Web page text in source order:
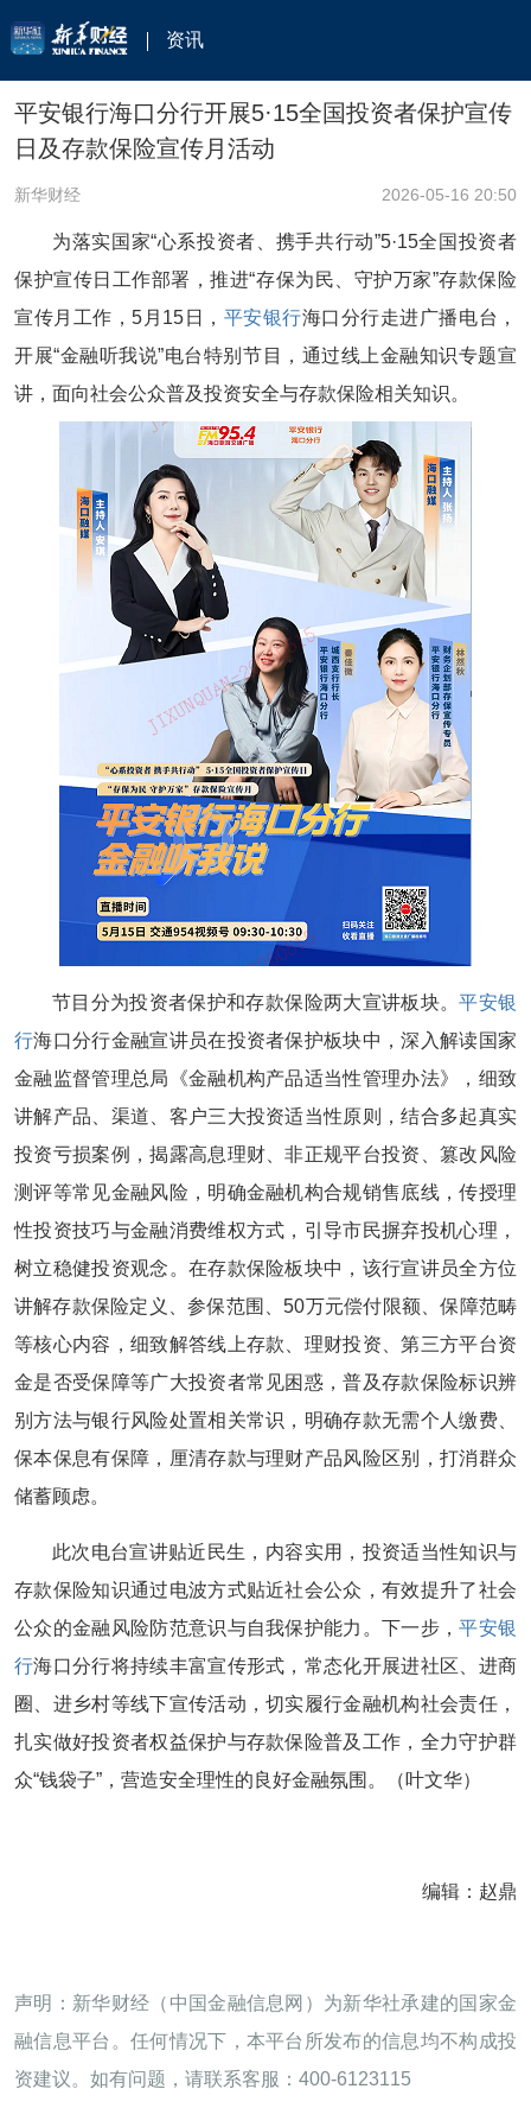
资讯
平安银行海口分行开展5·15全国投资者保护宣传
日及存款保险宣传月活动
新华财经 2026-05-16 20:50
为落实国家“心系投资者、携手共行动”5·15全国投资者
保护宣传日工作部署，推进“存保为民、守护万家”存款保险
宣传月工作，5月15日， 平安银行海口分行走进广播电台，
开展“金融听我说”电台特别节目，通过线上金融知识专题宣
讲，面向社会公众普及投资安全与存款保险相关知识。
节目分为投资者保护和存款保险两大宣讲板块。平安银
行海口分行金融宣讲员在投资者保护板块中，深入解读国家
金融监督管理总局《金融机构产品适当性管理办法》，细致
讲解产品、渠道、客户三大投资适当性原则，结合多起真实
投资亏损案例，揭露高息理财、非正规平台投资、篡改风险
测评等常见金融风险，明确金融机构合规销售底线，传授理
性投资技巧与金融消费维权方式，引导市民摒弃投机心理，
树立稳健投资观念。在存款保险板块中，该行宣讲员全方位
讲解存款保险定义、参保范围、50万元偿付限额、保障范畴
等核心内容，细致解答线上存款、理财投资、第三方平台资
金是否受保障等广大投资者常见困惑，普及存款保险标识辨
别方法与银行风险处置相关常识，明确存款无需个人缴费、
保本保息有保障，厘清存款与理财产品风险区别，打消群众
储蓄顾虑。
此次电台宣讲贴近民生，内容实用，投资适当性知识与
存款保险知识通过电波方式贴近社会公众，有效提升了社会
公众的金融风险防范意识与自我保护能力。下一步，平安银
行海口分行将持续丰富宣传形式，常态化开展进社区、进商
圈、进乡村等线下宣传活动，切实履行金融机构社会责任，
扎实做好投资者权益保护与存款保险普及工作，全力守护群
众“钱袋子”，营造安全理性的良好金融氛围。（叶文华）
编辑：赵鼎
声明：新华财经（中国金融信息网）为新华社承建的国家金
融信息平台。任何情况下，本平台所发布的信息均不构成投
资建议。如有问题，请联系客服：400-6123115